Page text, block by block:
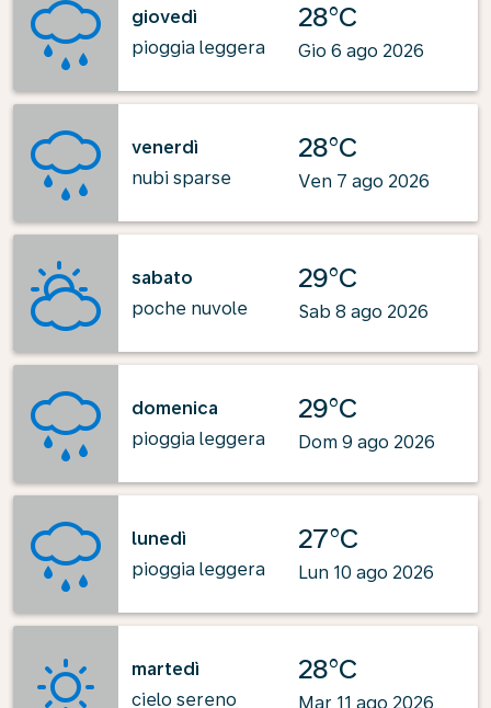
giovedì
pioggia leggera
28°C
Gio 6 ago 2026
venerdì
nubi sparse
28°C
Ven 7 ago 2026
sabato
poche nuvole
29°C
Sab 8 ago 2026
domenica
pioggia leggera
29°C
Dom 9 ago 2026
lunedì
pioggia leggera
27°C
Lun 10 ago 2026
martedì
cielo sereno
28°C
Mar 11 ago 2026